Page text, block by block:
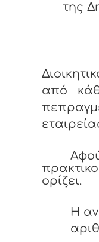
της
από
ορίζει.
Η